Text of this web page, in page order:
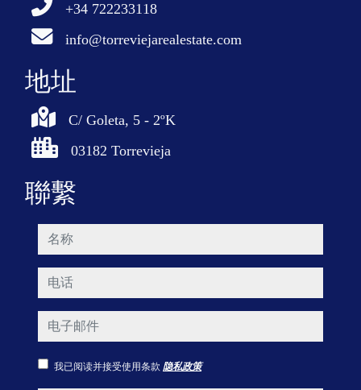
+34 722233118
info@torreviejarealestate.com
地址
C/ Goleta, 5 - 2ºK
03182 Torrevieja
聯繫
名称
电话
电子邮件
我已阅读并接受使用条款 隐私政策